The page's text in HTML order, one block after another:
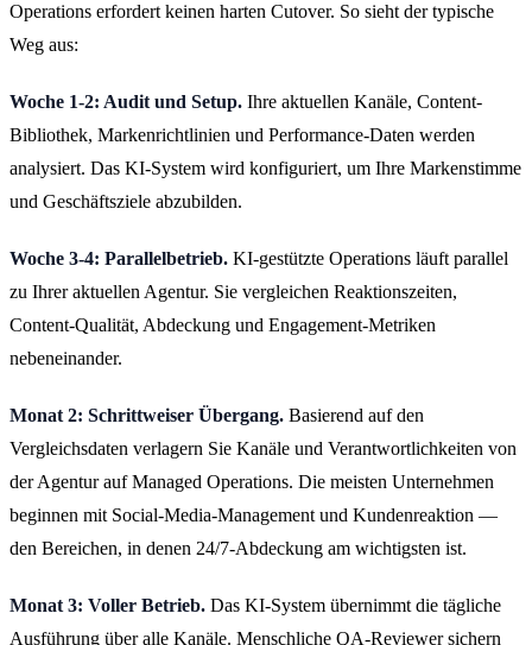
Operations erfordert keinen harten Cutover. So sieht der typische
Weg aus:
Woche 1-2: Audit und Setup. Ihre aktuellen Kanäle, Content-
Bibliothek, Markenrichtlinien und Performance-Daten werden
analysiert. Das KI-System wird konfiguriert, um Ihre Markenstimme
und Geschäftsziele abzubilden.
Woche 3-4: Parallelbetrieb. KI-gestützte Operations läuft parallel
zu Ihrer aktuellen Agentur. Sie vergleichen Reaktionszeiten,
Content-Qualität, Abdeckung und Engagement-Metriken
nebeneinander.
Monat 2: Schrittweiser Übergang. Basierend auf den
Vergleichsdaten verlagern Sie Kanäle und Verantwortlichkeiten von
der Agentur auf Managed Operations. Die meisten Unternehmen
beginnen mit Social-Media-Management und Kundenreaktion —
den Bereichen, in denen 24/7-Abdeckung am wichtigsten ist.
Monat 3: Voller Betrieb. Das KI-System übernimmt die tägliche
Ausführung über alle Kanäle. Menschliche QA-Reviewer sichern